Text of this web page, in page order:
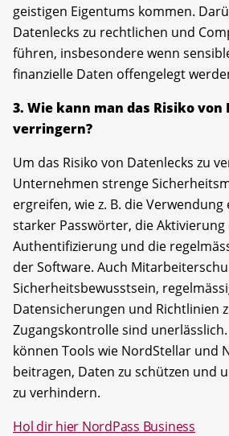
geistigen Eigentums kommen.
Datenlecks zu rechtlichen und
führen, insbesondere wenn
finanzielle Daten offengelegt
3. Wie kann man das Risiko von
verringern?
Um das Risiko von Datenlecks zu
Unternehmen strenge
ergreifen, wie z. B. die
starker Passwörter, die
Authentifizierung und die
der Software. Auch
Sicherheitsbewusstsein,
Datensicherungen und Richtlinien
Zugangskontrolle sind
können Tools wie NordStellar und
beitragen, Daten zu schützen und
zu verhindern.
Hol dir hier NordPass Business